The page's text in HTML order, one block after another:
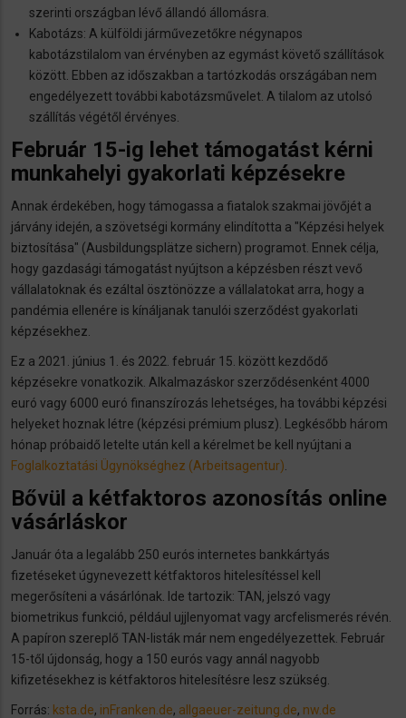
szerinti országban lévő állandó állomásra.
Kabotázs: A külföldi járművezetőkre négynapos
kabotázstilalom van érvényben az egymást követő szállítások
között. Ebben az időszakban a tartózkodás országában nem
engedélyezett további kabotázsművelet. A tilalom az utolsó
szállítás végétől érvényes.
Február 15-ig lehet támogatást kérni
munkahelyi gyakorlati képzésekre
Annak érdekében, hogy támogassa a fiatalok szakmai jövőjét a
járvány idején, a szövetségi kormány elindította a "Képzési helyek
biztosítása" (Ausbildungsplätze sichern) programot. Ennek célja,
hogy gazdasági támogatást nyújtson a képzésben részt vevő
vállalatoknak és ezáltal ösztönözze a vállalatokat arra, hogy a
pandémia ellenére is kínáljanak tanulói szerződést gyakorlati
képzésekhez.
Ez a 2021. június 1. és 2022. február 15. között kezdődő
képzésekre vonatkozik. Alkalmazáskor szerződésenként 4000
euró vagy 6000 euró finanszírozás lehetséges, ha további képzési
helyeket hoznak létre (képzési prémium plusz). Legkésőbb három
hónap próbaidő letelte után kell a kérelmet be kell nyújtani a
Foglalkoztatási Ügynökséghez (Arbeitsagentur)
Bővül a kétfaktoros azonosítás online
vásárláskor
Január óta a legalább 250 eurós internetes bankkártyás
fizetéseket úgynevezett kétfaktoros hitelesítéssel kell
megerősíteni a vásárlónak. Ide tartozik: TAN, jelszó vagy
biometrikus funkció, például ujjlenyomat vagy arcfelismerés révén.
A papíron szereplő TAN-listák már nem engedélyezettek. Február
15-től újdonság, hogy a 150 eurós vagy annál nagyobb
kifizetésekhez is kétfaktoros hitelesítésre lesz szükség.
Forrás: ksta.de, inFranken.de, allgaeuer-zeitung.de, nw.de